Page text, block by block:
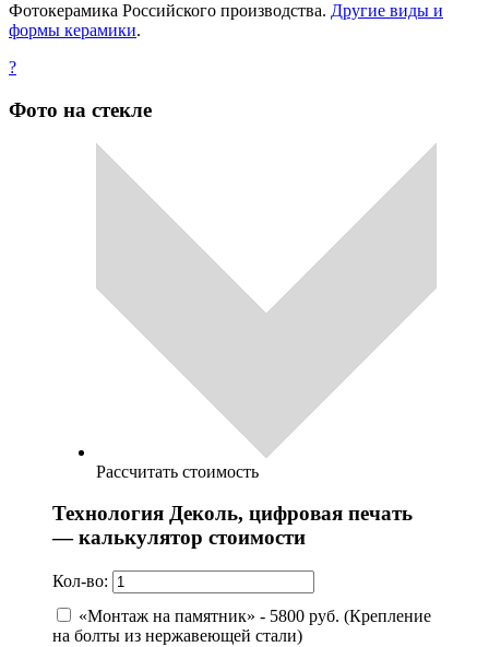
Фотокерамика Российского производства. Другие виды и
формы керамики.
?
Фото на стекле
Рассчитать стоимость
Технология Деколь, цифровая печать
— калькулятор стоимости
Кол-во:
«Монтаж на памятник» - 5800 руб. (Крепление
на болты из нержавеющей стали)